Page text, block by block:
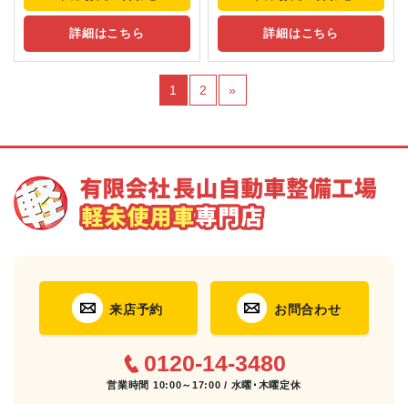
詳細はこちら 詳細はこちら
1 2 »
来店予約 お問合わせ
0120-14-3480
営業時間 10:00～17:00 / 水曜･木曜定休